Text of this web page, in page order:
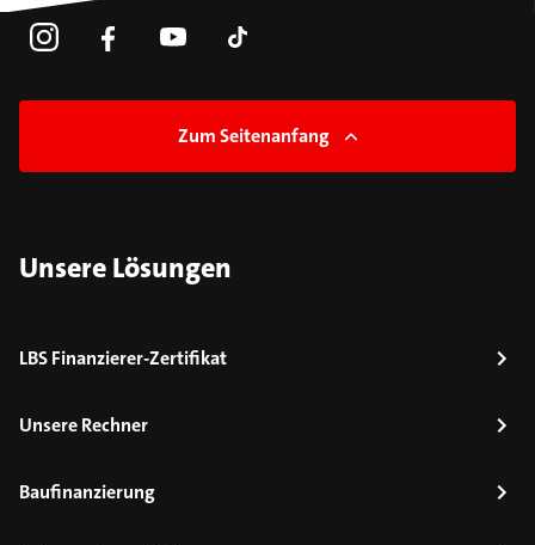
Zum Seitenanfang
Unsere Lösungen
LBS Finanzierer-Zertifikat
Unsere Rechner
Baufinanzierung